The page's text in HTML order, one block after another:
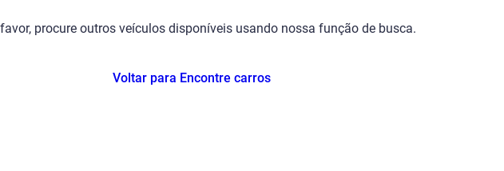
procure outros veículos disponíveis usando nossa função de busca.
Voltar para Encontre carros